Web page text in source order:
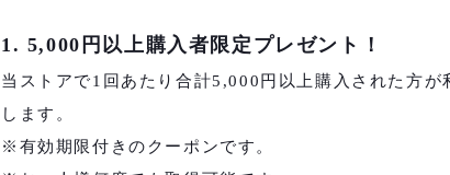
1. 5,000円以上購入者限定プレゼント！
当ストアで1回あたり合計5,000円以上購入された方
します。
※有効期限付きのクーポンです。